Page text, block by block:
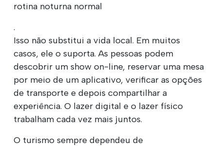
rotina noturna normal
.
Isso não substitui a vida local. Em muitos
casos, ele o suporta. As pessoas podem
descobrir um show on-line, reservar uma mesa
por meio de um aplicativo, verificar as opções
de transporte e depois compartilhar a
experiência. O lazer digital e o lazer físico
trabalham cada vez mais juntos.
O turismo sempre dependeu de